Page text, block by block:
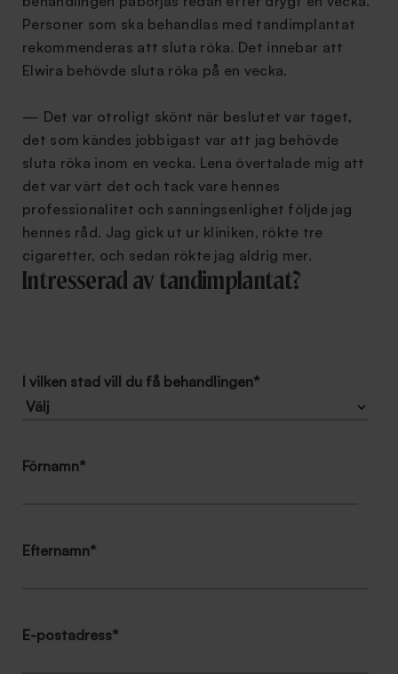
Personer som ska behandlas med tandimplantat
rekommenderas att sluta röka. Det innebar att
Elwira behövde sluta röka på en vecka.
— Det var otroligt skönt när beslutet var taget,
det som kändes jobbigast var att jag behövde
sluta röka inom en vecka. Lena övertalade mig att
det var värt det och tack vare hennes
professionalitet och sanningsenlighet följde jag
hennes råd. Jag gick ut ur kliniken, rökte tre
cigaretter, och sedan rökte jag aldrig mer.
Intresserad av tandimplantat?
I vilken stad vill du få behandlingen*
Förnamn*
Efternamn*
E-postadress*